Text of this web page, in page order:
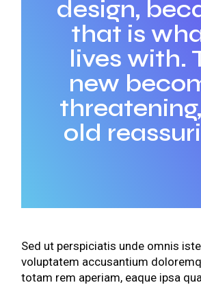
design,
that is
lives with.
new
old
Sed ut perspiciatis unde omnis
voluptatem accusantium
totam rem aperiam, eaque ipsa